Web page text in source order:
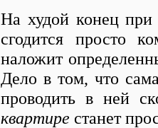
На худой конец
сгодится просто
наложит
Дело в том, что
проводить в ней
квартире станет